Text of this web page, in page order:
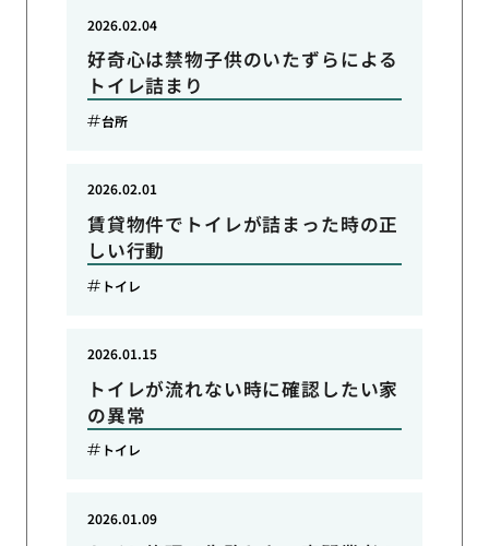
好奇心は禁物子供のいたずらによる
トイレ詰まり
2026.02.04
台所
賃貸物件でトイレが詰まった時の正
しい行動
2026.02.01
トイレ
トイレが流れない時に確認したい家
の異常
2026.01.15
トイレ
2026.01.09